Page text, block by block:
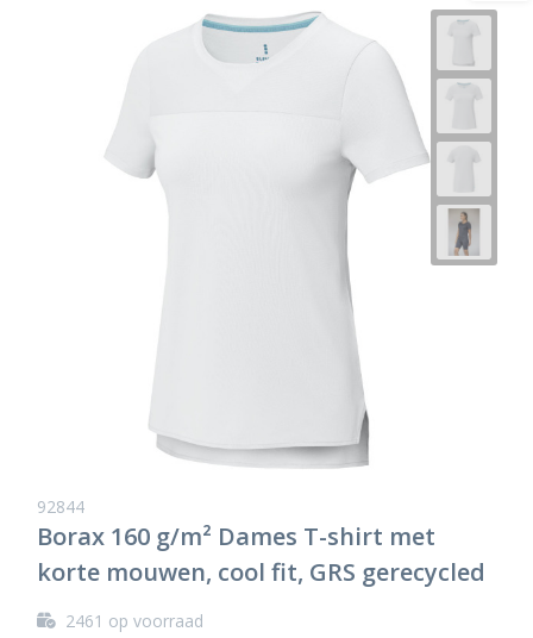
92844
Borax 160 g/m² Dames T-shirt met
korte mouwen, cool fit, GRS gerecycled
2461 op voorraad